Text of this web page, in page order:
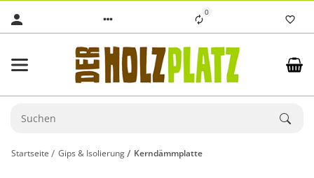
0
Startseite Gips & Isolierung Kerndämmplatte